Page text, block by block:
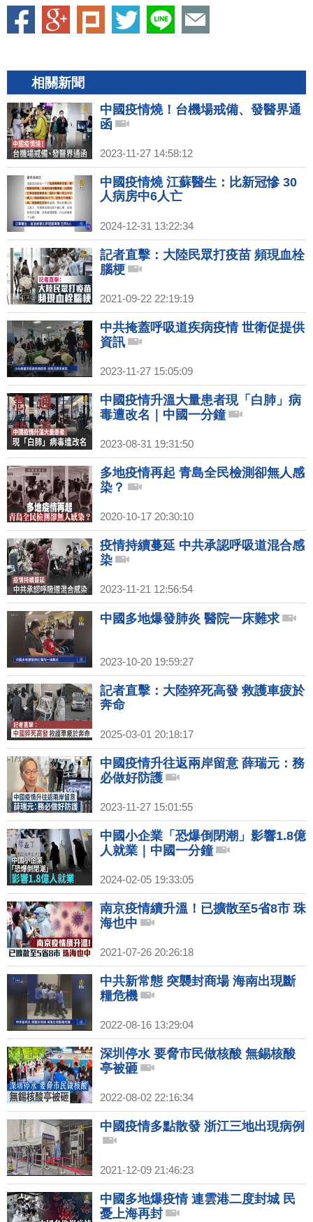
相關新聞
中國疫情燒！台機場戒備、發醫界通
函
2023-11-27 14:58:12
中國疫情燒 江蘇醫生：比新冠慘 30
人病房中6人亡
2024-12-31 13:22:34
記者直擊：大陸民眾打疫苗 頻現血栓
腦梗
2021-09-22 22:19:19
中共掩蓋呼吸道疾病疫情 世衛促提供
資訊
2023-11-27 15:05:09
中國疫情升溫大量患者現「白肺」病
毒遭改名｜中國一分鐘
2023-08-31 19:31:50
多地疫情再起 青島全民檢測卻無人感
染？
2020-10-17 20:30:10
疫情持續蔓延 中共承認呼吸道混合感
染
2023-11-21 12:56:54
中國多地爆發肺炎 醫院一床難求
2023-10-20 19:59:27
記者直擊：大陸猝死高發 救護車疲於
奔命
2025-03-01 20:18:17
中國疫情升往返兩岸留意 薛瑞元：務
必做好防護
2023-11-27 15:01:55
中國小企業「恐爆倒閉潮」影響1.8億
人就業｜中國一分鐘
2024-02-05 19:33:05
南京疫情續升溫！已擴散至5省8市 珠
海也中
2021-07-26 20:26:18
中共新常態 突襲封商場 海南出現斷
糧危機
2022-08-16 13:29:04
深圳停水 要脅市民做核酸 無錫核酸
亭被砸
2022-08-02 22:16:34
中國疫情多點散發 浙江三地出現病例
2021-12-09 21:46:23
中國多地爆疫情 連雲港二度封城 民
憂上海再封